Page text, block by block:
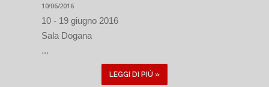
10/06/2016
10 - 19 giugno 2016
Sala Dogana
...
LEGGI DI PIÙ »